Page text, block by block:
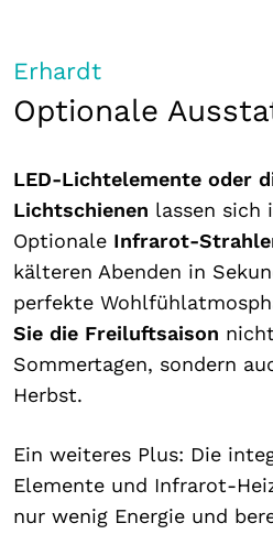
Erhardt
Optionale
LED-Lichtelemente oder
Lichtschienen lassen sich
Optionale Infrarot-
kälteren Abenden in
perfekte
Sie die Freiluftsaison
Sommertagen, sondern
Herbst.
Ein weiteres Plus: Die
Elemente und Infrarot-
nur wenig Energie und